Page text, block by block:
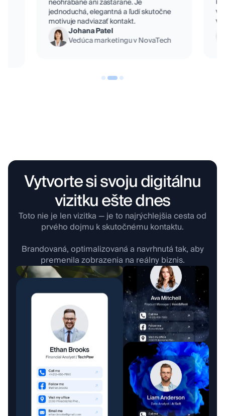
Reštaurácia
Študent
Umelec
Právnik
Pekáreň
Detailing a umývanie
Kozmetický salón
neohrabane ani zastarane. Je
jednoduchá, elegantná a ľudí skutočne
motivuje nadviazať kontakt.
Johana Patel
Vedúca marketingu v NovaTech
v
Vytvorte si svoju digitálnu
vizitku ešte dnes
Toto nie je len vizitka — je to najrýchlejšia cesta od
prvého dojmu k skutočnému kontaktu.
Brandovaná, optimalizovaná a navrhnutá tak, aby
premenila zobrazenia na reálny biznis.